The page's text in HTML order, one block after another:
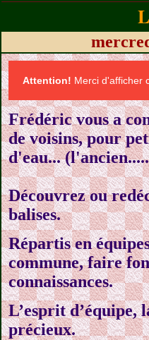
Attention! Merci d'afficher
Frédéric vous a
de voisins, pour
d'eau...
Découvrez ou
balises.
Répartis en
commune, faire
connaissances.
L’esprit d’équipe,
précieux.